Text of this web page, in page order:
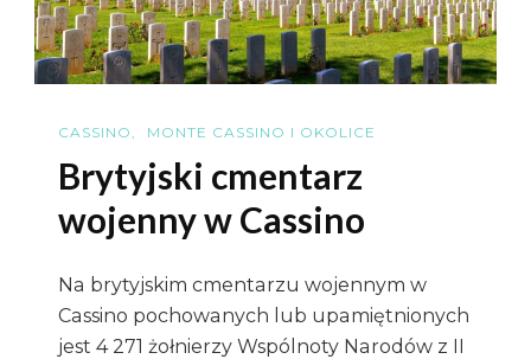
CASSINO MONTE CASSINO I OKOLICE
Brytyjski cmentarz
wojenny w Cassino
Na brytyjskim cmentarzu wojennym w
Cassino pochowanych lub upamiętnionych
jest 4 271 żołnierzy Wspólnoty Narodów z II